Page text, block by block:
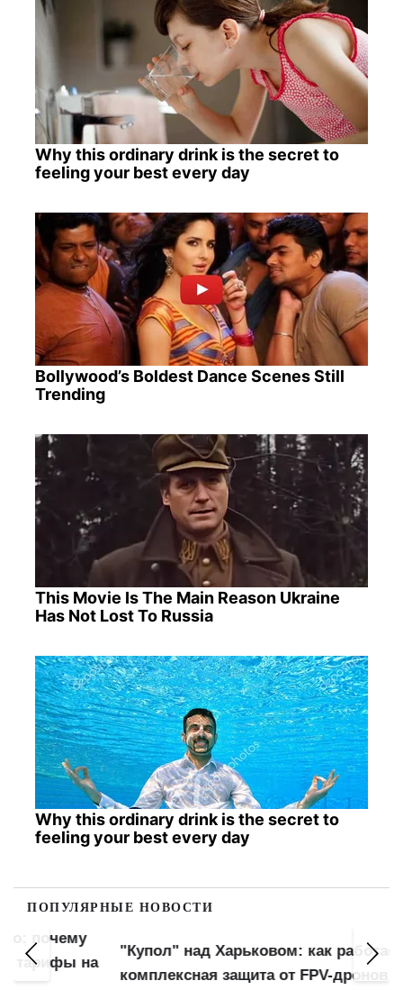
Why this ordinary drink is the secret to
feeling your best every day
Bollywood’s Boldest Dance Scenes Still
Trending
This Movie Is The Main Reason Ukraine
Has Not Lost To Russia
Why this ordinary drink is the secret to
feeling your best every day
ПОПУЛЯРНЫЕ НОВОСТИ
"Купол" над Харьковом: как работает
комплексная защита от FPV-дронов